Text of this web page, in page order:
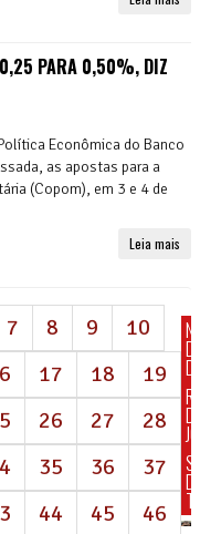
0,25 PARA 0,50%, DIZ
Econômica do Banco
as apostas para a
(Copom), em 3 e 4 de
Leia mais
7 8 9
10
17 18
19
26 27
28
35 36
37
44 45
46
DE